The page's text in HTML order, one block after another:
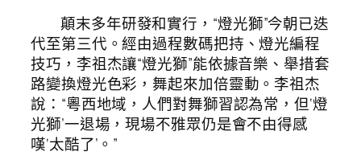
顛末多年研發和實行，“燈光獅”今朝已迭
代至第三代。經由過程數碼把持、燈光編程
技巧，李祖杰讓“燈光獅”能依據音樂、舉措套
路變換燈光色彩，舞起來加倍靈動。李祖杰
說：“粵西地域，人們對舞獅習認為常，但‘燈
光獅’一退場，現場不雅眾仍是會不由得感
嘆‘太酷了’。”